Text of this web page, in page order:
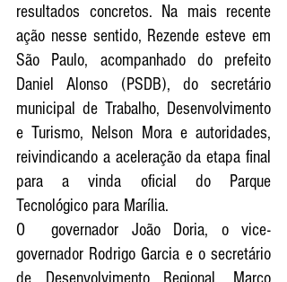
resultados concretos. Na mais recente
ação nesse sentido, Rezende esteve em
São Paulo, acompanhado do prefeito
Daniel Alonso (PSDB), do secretário
municipal de Trabalho, Desenvolvimento
e Turismo, Nelson Mora e autoridades,
reivindicando a aceleração da etapa final
para a vinda oficial do Parque
Tecnológico para Marília.
O  governador João Doria, o vice-
governador Rodrigo Garcia e o secretário